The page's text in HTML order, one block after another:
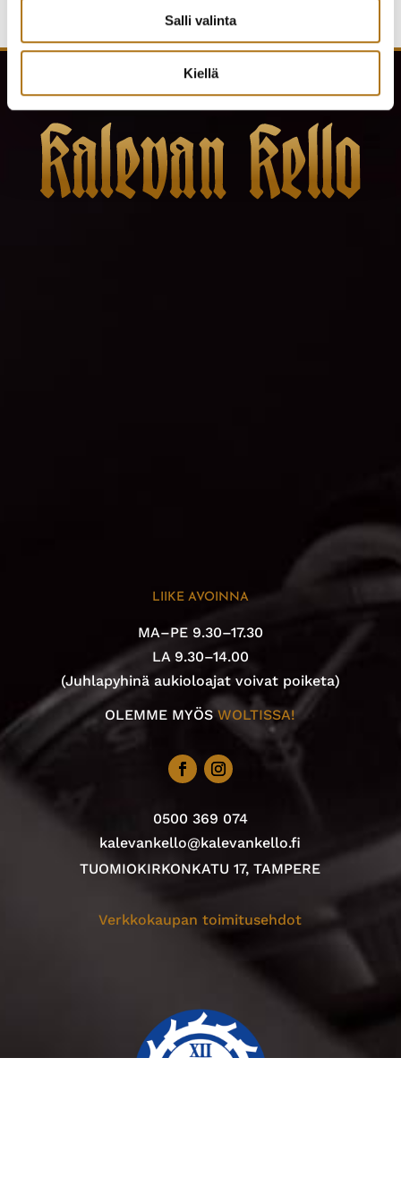
Salli valinta
Kiellä
LIIKE AVOINNA
MA–PE 9.30–17.30
LA 9.30–14.00
(Juhlapyhinä aukioloajat voivat poiketa)
OLEMME MYÖSWOLTISSA!
0500 369 074
kalevankello@kalevankello.fi
TUOMIOKIRKONKATU 17, TAMPERE
Verkkokaupan toimitusehdot